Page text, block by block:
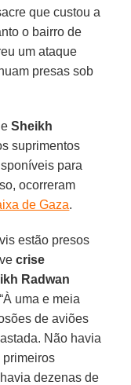
que custou a
o bairro de
um ataque
presas sob
Sheikh
suprimentos
para
ocorreram
de Gaza.
estão presos
crise
Radwan
uma e meia
de aviões
Não havia
primeiros
dezenas de